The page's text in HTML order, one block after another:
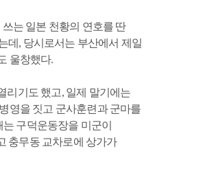
는 일본 천황의 연호를 딴
데, 당시로서는 부산에서 제일
울창했다.
리기도 했고, 일제 말기에는
영을 짓고 군사훈련과 군마를
구덕운동장을 미군이
충무동 교차로에 상가가